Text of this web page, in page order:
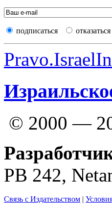
подписаться отказаться
© 2000 —
PB 242,
Связь с Издательством |